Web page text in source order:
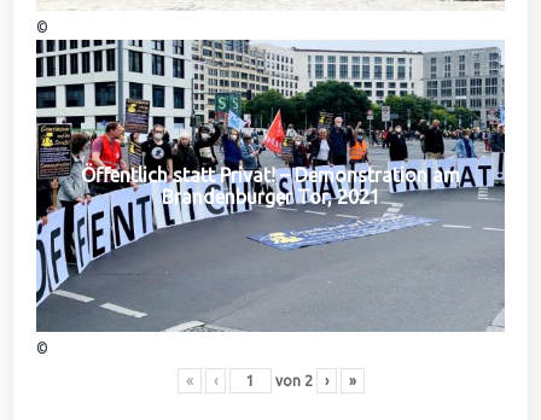
©
Öffentlich statt Privat! – Demonstration am
Brandenburger Tor, 2021
©
« ‹ von 2 › »